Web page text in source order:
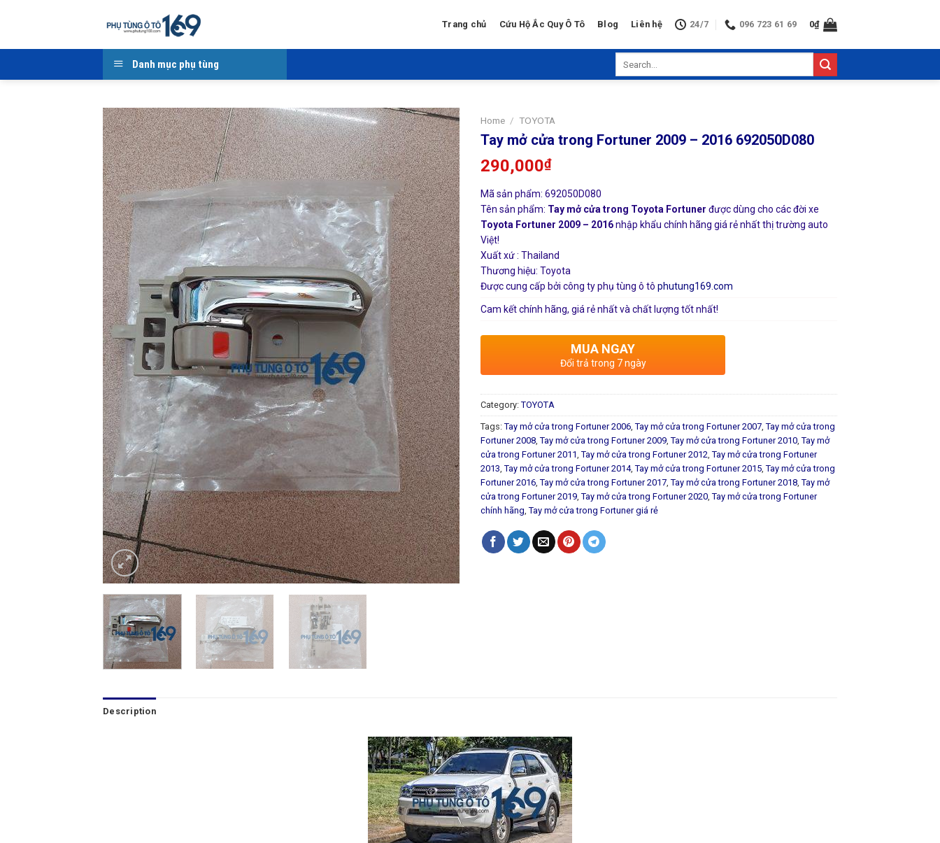
Trang chủ Cứu Hộ Ắc Quy Ô Tô Blog Liên hệ 24/7 096 723 61 69 0₫
Danh mục phụ tùng
Home / TOYOTA
Tay mở cửa trong Fortuner 2009 – 2016 692050D080
290,000₫
Mã sản phẩm: 692050D080
Tên sản phẩm: Tay mở cửa trong Toyota Fortuner được dùng cho các đời xe
Toyota Fortuner 2009 – 2016nhập khẩu chính hãng giá rẻ nhất thị trường auto
Việt!
Xuất xứ : Thailand
Thương hiệu: Toyota
Được cung cấp bởi công ty phụ tùng ô tô phutung169.com
Cam kết chính hãng, giá rẻ nhất và chất lượng tốt nhất!
MUA NGAY
Đổi trả trong 7 ngày
Category: TOYOTA
Tags: Tay mở cửa trong Fortuner 2006 Tay mở cửa trong Fortuner 2007 Tay mở cửa trong
Fortuner 2008 Tay mở cửa trong Fortuner 2009 Tay mở cửa trong Fortuner 2010 Tay mở
cửa trong Fortuner 2011 Tay mở cửa trong Fortuner 2012 Tay mở cửa trong Fortuner
2013 Tay mở cửa trong Fortuner 2014, Tay mở cửa trong Fortuner 2015 Tay mở cửa trong
Fortuner 2016 Tay mở cửa trong Fortuner 2017 Tay mở cửa trong Fortuner 2018 Tay mở
cửa trong Fortuner 2019 Tay mở cửa trong Fortuner 2020 Tay mở cửa trong Fortuner
chính hãng Tay mở cửa trong Fortuner giá rẻ
Description